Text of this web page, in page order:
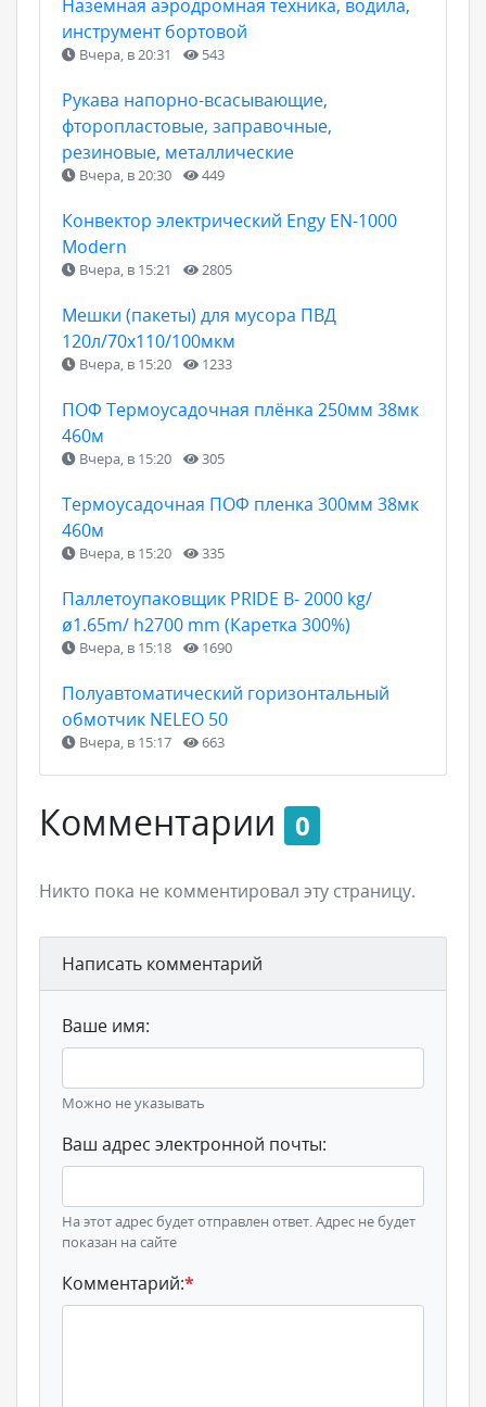
Наземная аэродромная техника, водила,
инструмент бортовой
Вчера, в 20:31 543
Рукава напорно-всасывающие,
фторопластовые, заправочные,
резиновые, металлические
Вчера, в 20:30 449
Конвектор электрический Engy EN-1000
Modern
Вчера, в 15:21 2805
Мешки (пакеты) для мусора ПВД
120л/70х110/100мкм
Вчера, в 15:20 1233
ПОФ Термоусадочная плёнка 250мм 38мк
460м
Вчера, в 15:20 305
Термоусадочная ПОФ пленка 300мм 38мк
460м
Вчера, в 15:20 335
Паллетоупаковщик PRIDE В- 2000 kg/
ø1.65m/ h2700 mm (Каретка 300%)
Вчера, в 15:18 1690
Полуавтоматический горизонтальный
обмотчик NELEO 50
Вчера, в 15:17 663
Комментарии 0
Никто пока не комментировал эту страницу.
Написать комментарий
Ваше имя:
Можно не указывать
Ваш адрес электронной почты:
На этот адрес будет отправлен ответ. Адрес не будет
показан на сайте
Комментарий:*